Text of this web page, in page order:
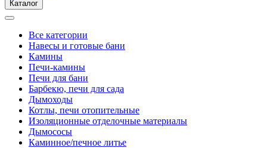
Каталог
Все категории
Навесы и готовые бани
Камины
Печи-камины
Печи для бани
Барбекю, печи для сада
Дымоходы
Котлы, печи отопительные
Изоляционные отделочные материалы
Дымососы
Каминное/печное литье